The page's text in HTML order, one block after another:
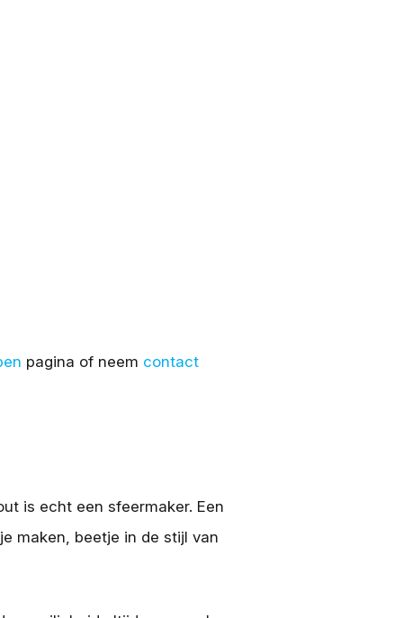
pagina of neem contact
is echt een sfeermaker. Een
maken, beetje in de stijl van